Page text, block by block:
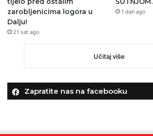
zarobljenicima logora u
Dalju!
21 sat ago
1 dan ago
Učitaj više
Zapratite nas na facebooku